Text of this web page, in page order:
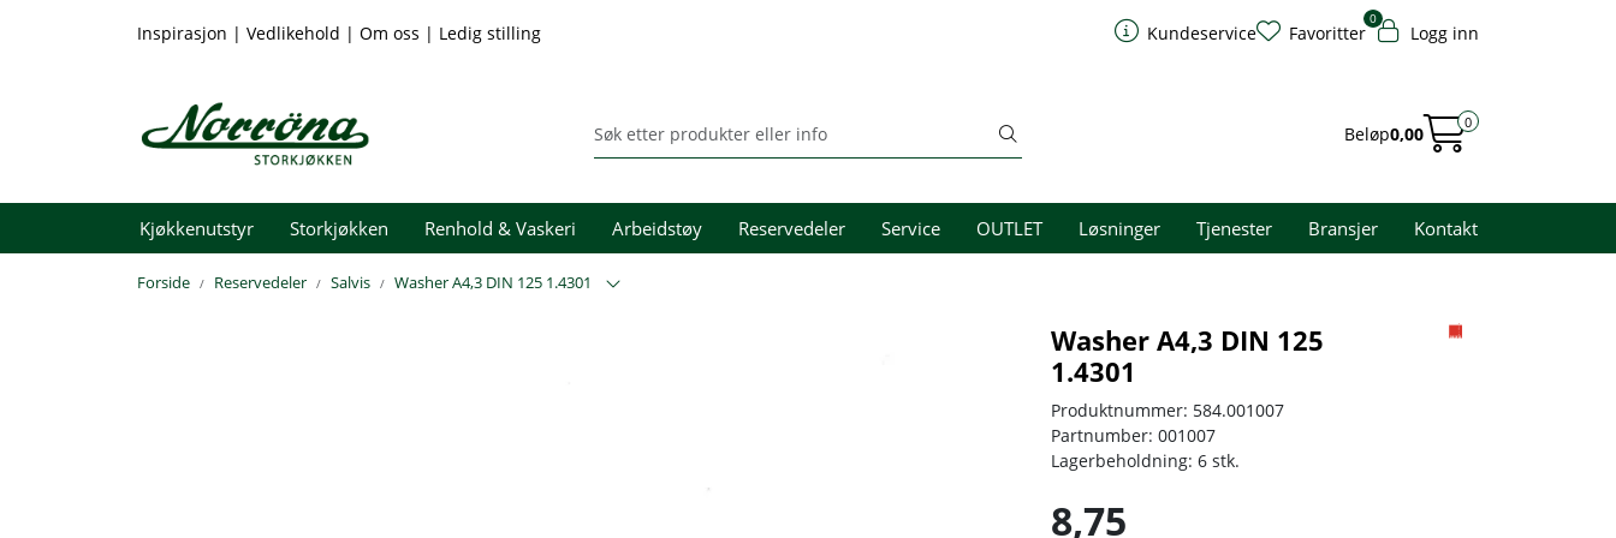
Inspirasjon | Vedlikehold | Om oss | Ledig stilling Kundeservice
0
Favoritter Logg inn
Beløp0,00
0
Kjøkkenutstyr Storkjøkken Renhold & Vaskeri Arbeidstøy Reservedeler Service OUTLET Løsninger Tjenester Bransjer Kontakt
Forside Reservedeler Salvis Washer A4,3 DIN 125 1.4301
Washer A4,3 DIN 125
1.4301
Produktnummer: 584.001007
Partnumber: 001007
Lagerbeholdning: 6 stk.
8,75